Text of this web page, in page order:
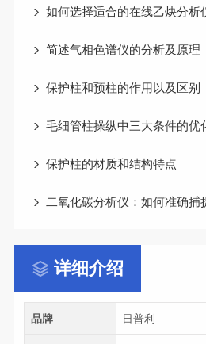
如何选择适合的在线乙炔分析
简述气相色谱仪的分析及原理
保护柱和预柱的作用以及区别
毛细管柱操纵中三大条件的优
保护柱的材质和结构特点
二氧化碳分析仪：如何准确捕
详细介绍
品牌 日普利